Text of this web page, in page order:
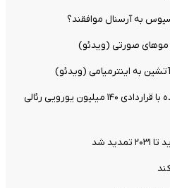
به آرسنال موافقند؟
موهای صورتی (ویدئو)
به اینترمیامی (ویدئو)
توافق نهایی با لایپزیگ: دیومانده با قراردادی ۱۴۰ میلیون یورویی رئالی
شد